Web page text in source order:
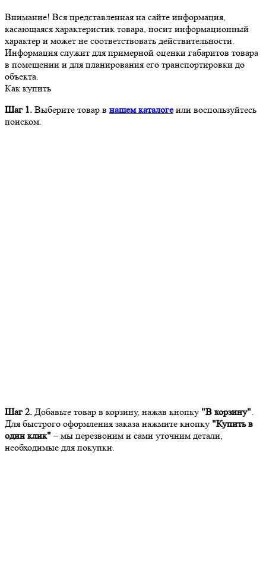
Внимание! Вся представленная на сайте информация,
касающаяся характеристик товара, носит информационный
характер и может не соответствовать действительности.
Информация служит для примерной оценки габаритов товара
в помещении и для планирования его транспортировки до
объекта.
Как купить
Шаг 1. Выберите товар в нашем каталогеили воспользуйтесь
поиском.
Шаг 2. Добавьте товар в корзину, нажав кнопку "В корзину".
Для быстрого оформления заказа нажмите кнопку "Купить в
один клик" – мы перезвоним и сами уточним детали,
необходимые для покупки.